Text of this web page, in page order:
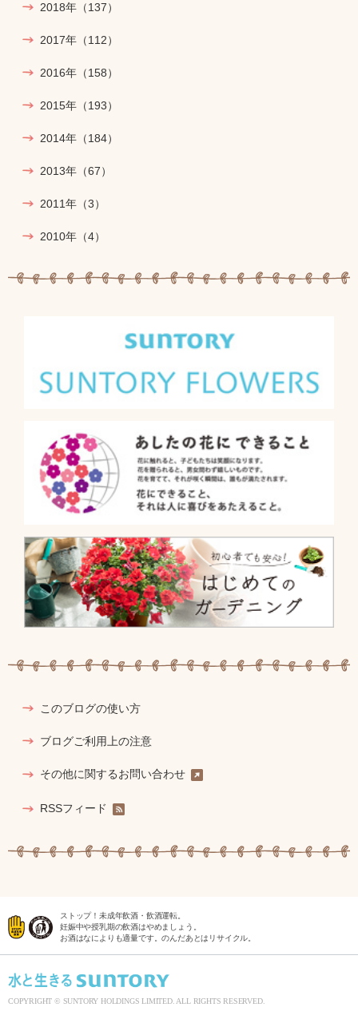
2018年 （137）
2017年 （112）
2016年 （158）
2015年 （193）
2014年 （184）
2013年 （67）
2011年 （3）
2010年 （4）
このブログの使い方
ブログご利用上の注意
その他に関するお問い合わせ
RSSフィード
ストップ！未成年飲酒・飲酒運転。
妊娠中や授乳期の飲酒はやめましょう。
お酒はなによりも適量です。のんだあとはリサイクル。
COPYRIGHT © SUNTORY HOLDINGS LIMITED. ALL RIGHTS RESERVED.